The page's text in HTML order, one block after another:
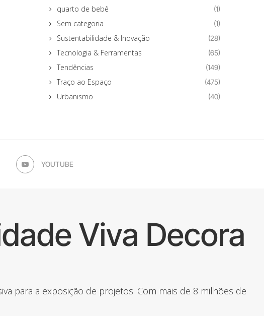
quarto de bebê (1)
Sem categoria (1)
Sustentabilidade & Inovação (28)
Tecnologia & Ferramentas (65)
Tendências (149)
Traço ao Espaço (475)
Urbanismo (40)
YOUTUBE
Viva Decora
para a exposição de projetos. Com mais de 8 milhões de